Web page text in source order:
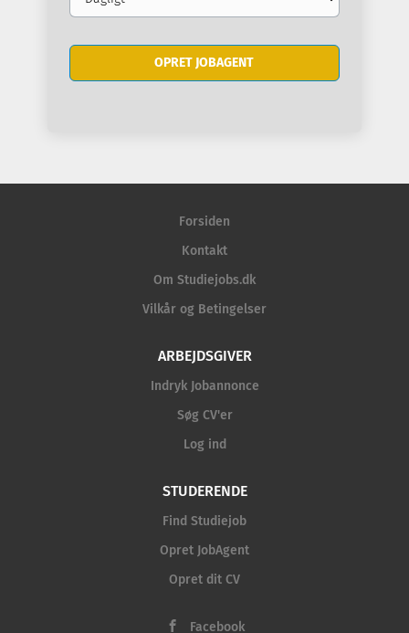
frequency
Forsiden
Kontakt
Om Studiejobs.dk
Vilkår og Betingelser
ARBEJDSGIVER
Indryk Jobannonce
Søg CV'er
Log ind
STUDERENDE
Find Studiejob
Opret JobAgent
Opret dit CV
Facebook